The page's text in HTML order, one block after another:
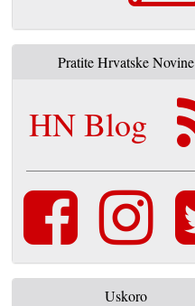
Pratite Hrvatske Novine
HN Blog
Uskoro